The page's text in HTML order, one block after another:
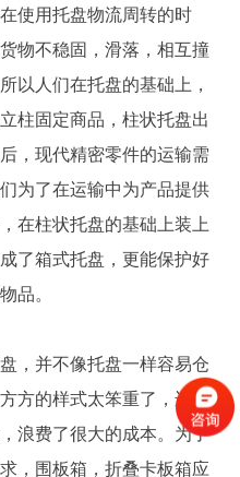
使用托盘物流周转的时
物不稳固，滑落，相互撞
以人们在托盘的基础上，
柱固定商品，柱状托盘出
，现代精密零件的运输需
为了在运输中为产品提供
在柱状托盘的基础上装上
了箱式托盘，更能保护好
品。
，并不像托盘一样容易仓
方的样式太笨重了，运输
浪费了很大的成本。为了
，围板箱，折叠卡板箱应